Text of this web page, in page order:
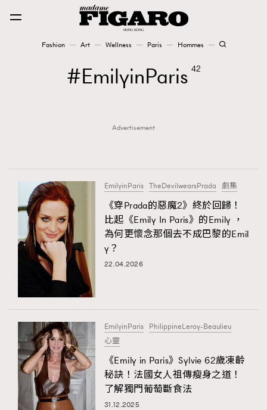
Fashion Art Wellness Paris Hommes
Paris
Hommes
AFrenchMind
DressLikeAParisienne
EmpowerF
FashionWeek 191
FigaroAesthetic 308
FigaroAstrology
EmilyinParis 42
Advertisement
EmilyinParis TheDevilwearsPrada 劇集
《穿Prada的惡魔2》終於回歸！
比起《Emily In Paris》的Emily ，
為何更懷念那個去不成巴黎的Emil
y？
22.04.2026
EmilyinParis PhilippineLeroy-Beaulieu
心靈
《Emily in Paris》Sylvie 62歲凍齡
秘訣！法國女人祖傳瘦身之道！
了解獨門葡萄斷食法
31.12.2025